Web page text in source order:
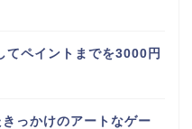
てペイントまでを3000円
きっかけのアートなゲー